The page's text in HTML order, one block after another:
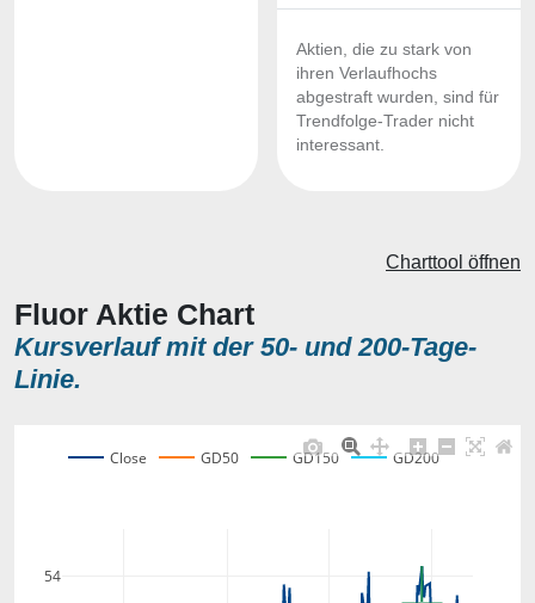
Aktien, die zu stark von
ihren Verlaufhochs
abgestraft wurden, sind für
Trendfolge-Trader nicht
interessant.
Fluor Aktie Chart
Kursverlauf mit der 50- und 200-Tage-
Linie.
Charttool öffnen
54
Close GD50 GD150 GD200